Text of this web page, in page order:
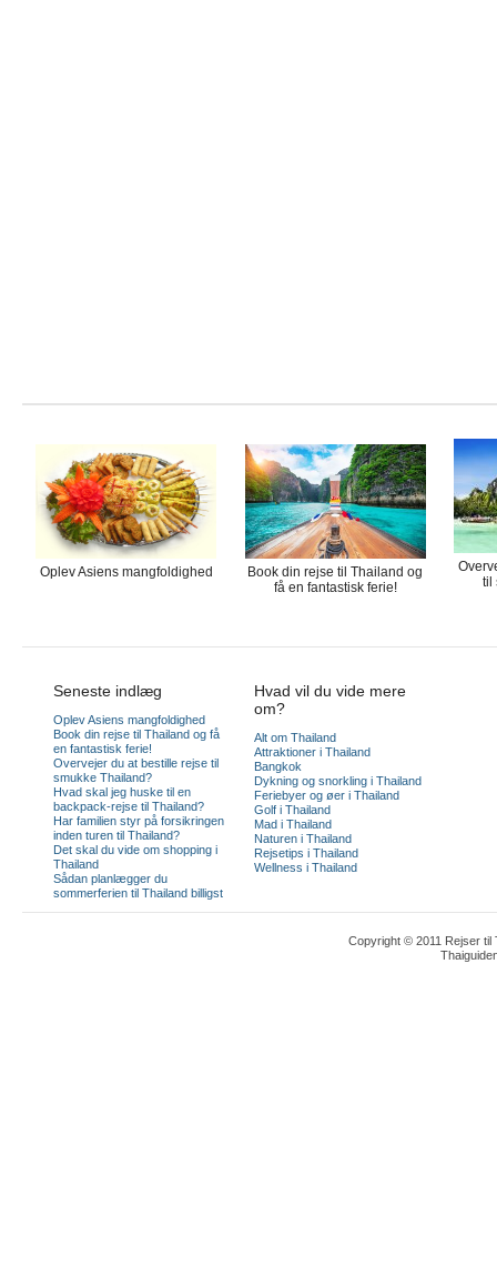
Oplev Asiens mangfoldighed
Book din rejse til Thailand og
få en fantastisk ferie!
til
Seneste indlæg
Oplev Asiens mangfoldighed
Book din rejse til Thailand og få
en fantastisk ferie!
Overvejer du at bestille rejse til
smukke Thailand?
Hvad skal jeg huske til en
backpack-rejse til Thailand?
Har familien styr på forsikringen
inden turen til Thailand?
Det skal du vide om shopping i
Thailand
Sådan planlægger du
sommerferien til Thailand billigst
Hvad vil du vide mere
om?
Alt om Thailand
Attraktioner i Thailand
Bangkok
Dykning og snorkling i Thailand
Feriebyer og øer i Thailand
Golf i Thailand
Mad i Thailand
Naturen i Thailand
Rejsetips i Thailand
Wellness i Thailand
Copyright © 2011 Rejser til